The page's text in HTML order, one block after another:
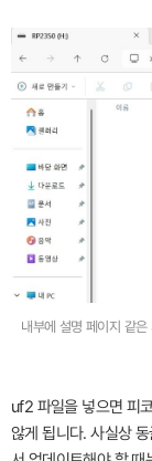
내부에 설명 페이지 같
uf2 파일을 넣으면 피
않게 됩니다. 사실상